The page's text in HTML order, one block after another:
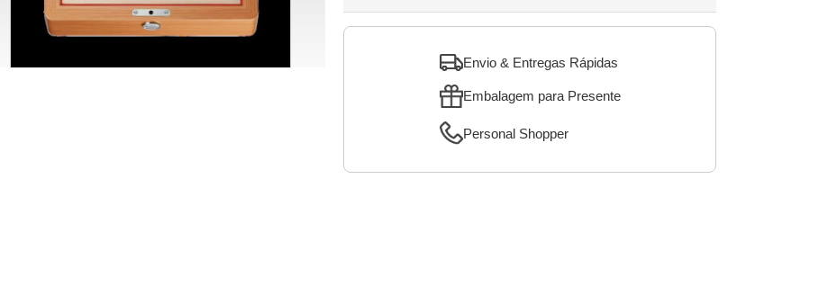
Envio & Entregas Rápidas
Embalagem para Presente
Personal Shopper